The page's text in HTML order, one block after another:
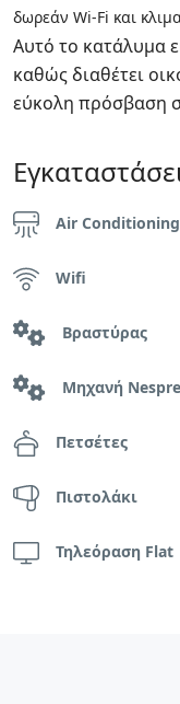
δωρεάν Wi-Fi και
Αυτό το κατάλυμα
καθώς διαθέτει
εύκολη πρόσβαση
Air Conditioning
Wifi
Βραστύρας
Μηχανή
Πετσέτες
Πιστολάκι
Τηλεόραση Flat